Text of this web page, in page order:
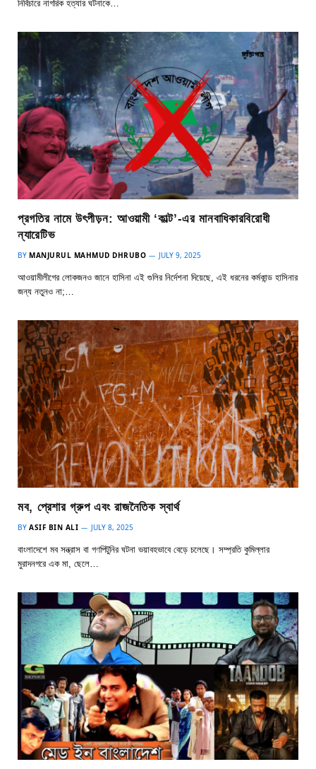
নির্বিচারে নাগরিক হত্যার ঘটনাকে…
প্রগতির নামে উৎপীড়ন: আওয়ামী ‘কাল্ট’-এর মানবাধিকারবিরোধী
ন্যারেটিভ
BY MANJURUL MAHMUD DHRUBO JULY 9, 2025
আওয়ামীলীগের লোকজনও জানে হাসিনা এই গুলির নির্দেশনা দিয়েছে, এই ধরনের কর্মকান্ড হাসিনার
জন্য নতুনও না;…
মব, প্রেশার গ্রুপ এবং রাজনৈতিক স্বার্থ
BY ASIF BIN ALI JULY 8, 2025
বাংলাদেশে মব সন্ত্রাস বা গণপিটুনির ঘটনা ভয়াবহভাবে বেড়ে চলেছে। সম্প্রতি কুমিল্লার
মুরাদনগরে এক মা, ছেলে…